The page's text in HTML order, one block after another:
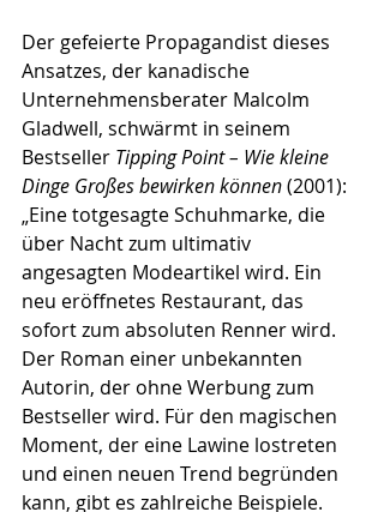
Der gefeierte Propagandist dieses
Ansatzes, der kanadische
Unternehmensberater Malcolm
Gladwell, schwärmt in seinem
Bestseller Tipping Point – Wie kleine
Dinge Großes bewirken können (2001):
„Eine totgesagte Schuhmarke, die
über Nacht zum ultimativ
angesagten Modeartikel wird. Ein
neu eröffnetes Restaurant, das
sofort zum absoluten Renner wird.
Der Roman einer unbekannten
Autorin, der ohne Werbung zum
Bestseller wird. Für den magischen
Moment, der eine Lawine lostreten
und einen neuen Trend begründen
kann, gibt es zahlreiche Beispiele.